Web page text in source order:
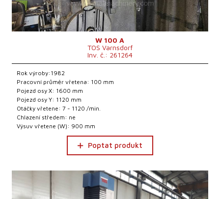
W 100 A
TOS Varnsdorf
Inv. č.: 261264
Rok výroby:1982
Pracovní průměr vřetena: 100 mm
Pojezd osy X: 1600 mm
Pojezd osy Y: 1120 mm
Otáčky vřetene: 7 - 1120 /min.
Chlazení středem: ne
Výsuv vřetene (W): 900 mm
Poptat produkt